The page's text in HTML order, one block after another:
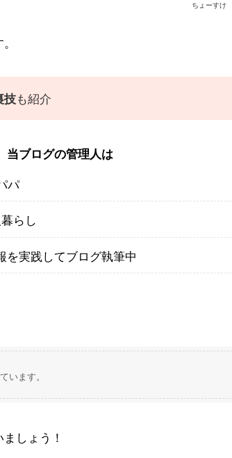
ちょーすけ
技も紹介
当ブログの管理人は
パ
らし
を実践してブログ執筆中
います。
しょう！